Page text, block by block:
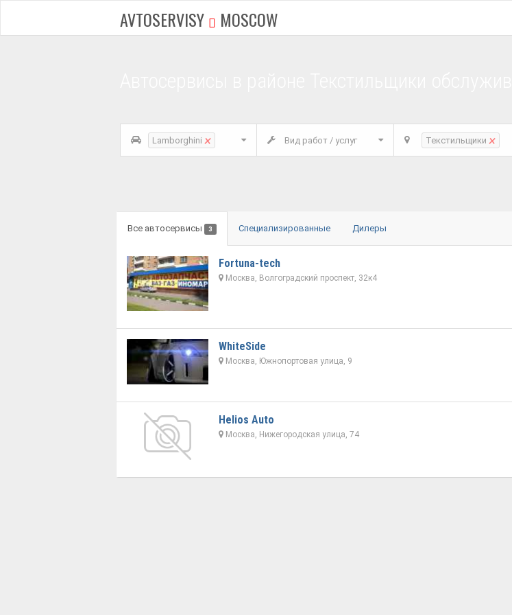
AVTOSERVISY MOSCOW
Lamborghini × Вид работ / услуг Текстильщики ×
Все автосервисы 3 Специализированные Дилеры
Fortuna-tech
Москва, Волгоградский проспект, 32к4
WhiteSide
Москва, Южнопортовая улица, 9
Helios Auto
Москва, Нижегородская улица, 74